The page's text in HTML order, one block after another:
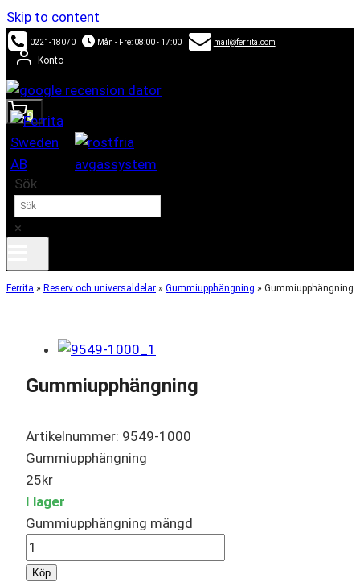
Skip to content
0221-18070 Mån - Fre: 08:00 - 17:00 mail@ferrita.com
Konto
0
Sök
×
Ferrita » Reserv och universaldelar » Gummiupphängning » Gummiupphängning
Gummiupphängning
Artikelnummer: 9549-1000
Gummiupphängning
25kr
I lager
Gummiupphängning mängd
Köp